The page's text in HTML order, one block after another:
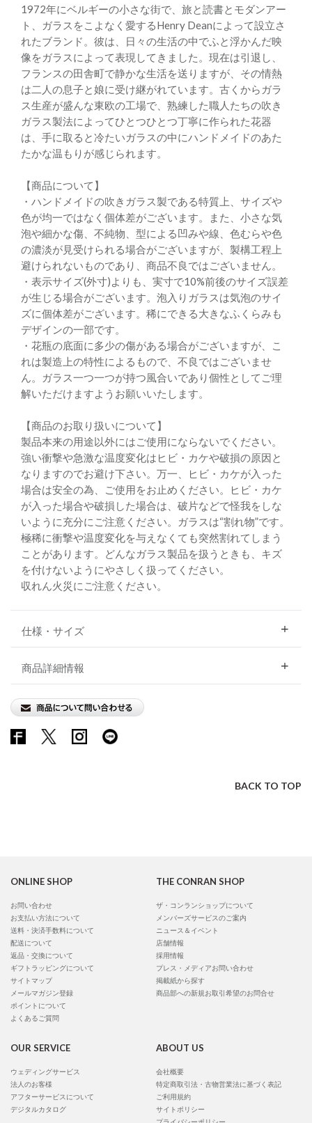
1972年にベルギーの小さな街で、旅と読書とモダンアー
ト、ガラスをこよなく愛するHenry Deanによって設立さ
れたブランド。彼は、日々の生活の中でふと浮かんだ映
像をガラスによって表現してきました。現在は引退し、
フランスの田舎町で静かな生活を送りますが、その情熱
は二人の息子と娘に受け継がれています。古くからガラ
ス生産が盛んな東欧の工場で、熟練した職人たちの吹き
ガラス製法によってひとつひとつ丁寧に作られた花器
は、手に取ると冷たいガラスの中にハンドメイドのあた
たかな温もりが感じられます。
【商品について】
・ハンドメイドの吹きガラス製である特質上、サイズや
色が均一ではなく個体差がございます。また、小さな気
泡や細かな傷、不純物、型による凹みや線、色むらや色
の濃淡が見受けられる場合がございますが、製構工程上
避けられないものであり、商品不良ではございません。
・表示サイズ(外寸)よりも、実寸で10%前後のサイズ誤差
が生じる場合がございます。泡入りガラスは気泡のサイ
ズに個体差がございます。稀にできる大きなふくらみも
デザインの一部です。
・花瓶の底面に多少の傷がある場合がございますが、こ
れは製造上の特性によるもので、不良ではございませ
ん。ガラス一つ一つが持つ風合いであり個性としてご理
解いただけますようお願いいたします。
【商品のお取り扱いについて】
製品本来の用途以外にはご使用にならないでください。
強い衝撃や急激な温度変化はヒビ・カケや破損の原因と
なりますのでお避け下さい。万一、ヒビ・カケが入った
場合は安全の為、ご使用をお止めください。ヒビ・カケ
が入った場合や破損した場合は、破片などで怪我をしな
いように充分にご注意ください。ガラスは“割れ物”です。
極稀に衝撃や温度変化を与えなくても突然割れてしまう
ことがあります。どんなガラス製品を扱うときも、キズ
を付けないようにやさしく扱ってください。
収れん火災にご注意ください。
仕様・サイズ
商品詳細情報
BACK TO TOP
ONLINE SHOP
お問い合わせ
お支払い方法について
送料・決済手数料について
配送について
返品・交換について
ギフトラッピングについて
サイトマップ
メールマガジン登録
ポイントについて
よくあるご質問
THE CONRAN SHOP
ザ・コンランショップについて
メンバーズサービスのご案内
ニュース＆イベント
店舗情報
採用情報
プレス・メディアお問い合わせ
掲載紙から探す
商品部への新規お取引希望のお問合せ
OUR SERVICE
ウェディングサービス
法人のお客様
アフターサービスについて
デジタルカタログ
ABOUT US
会社概要
特定商取引法・古物営業法に基づく表記
ご利用規約
サイトポリシー